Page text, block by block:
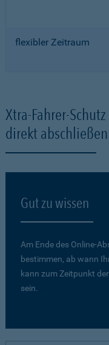
flexibler Zeitraum
Xtra-Fahrer-
direkt abschließen
Gut zu wissen
Am Ende des Online-
bestimmen, ab wann
kann zum Zeitpunkt
sein.